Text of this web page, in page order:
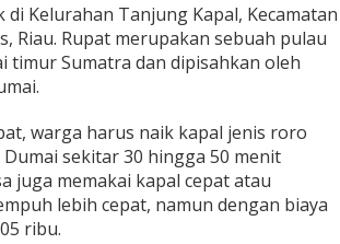
Kelurahan Tanjung Kapal, Kecamatan
Riau. Rupat merupakan sebuah pulau
timur Sumatra dan dipisahkan oleh
warga harus naik kapal jenis roro
sekitar 30 hingga 50 menit
juga memakai kapal cepat atau
lebih cepat, namun dengan biaya
ribu.